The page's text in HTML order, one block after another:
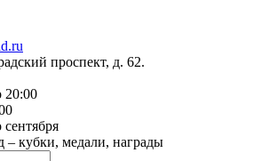
проспект, д. 62.
20:00
кубки, медали, награды